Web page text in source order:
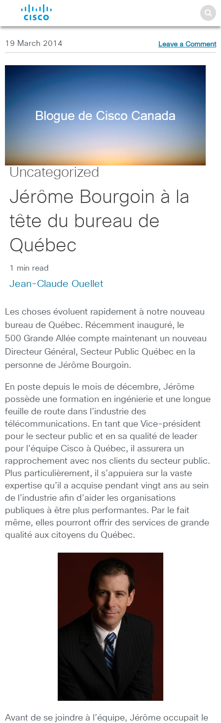
19 March 2014 Leave a Comment
Uncategorized
Jérôme Bourgoin à la
tête du bureau de
Québec
1 min read
Jean-Claude Ouellet
Les choses évoluent rapidement à notre nouveau
bureau de Québec. Récemment inauguré, le
500 Grande Allée compte maintenant un nouveau
Directeur Général, Secteur Public Québec en la
personne de Jérôme Bourgoin.
En poste depuis le mois de décembre, Jérôme
possède une formation en ingénierie et une longue
feuille de route dans l’industrie des
télécommunications. En tant que Vice-président
pour le secteur public et en sa qualité de leader
pour l’équipe Cisco à Québec, il assurera un
rapprochement avec nos clients du secteur public.
Plus particulièrement, il s’appuiera sur la vaste
expertise qu’il a acquise pendant vingt ans au sein
de l’industrie afin d’aider les organisations
publiques à être plus performantes. Par le fait
même, elles pourront offrir des services de grande
qualité aux citoyens du Québec.
Avant de se joindre à l’équipe, Jérôme occupait le